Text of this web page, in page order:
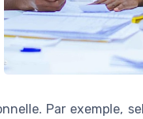
Par exemple,